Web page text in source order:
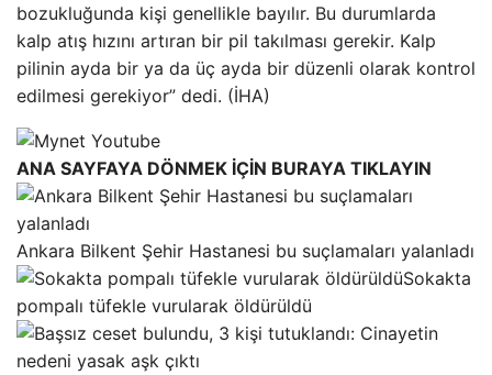
bozukluğunda kişi genellikle bayılır. Bu durumlarda
kalp atış hızını artıran bir pil takılması gerekir. Kalp
pilinin ayda bir ya da üç ayda bir düzenli olarak kontrol
edilmesi gerekiyor” dedi. (İHA)
ANA SAYFAYA DÖNMEK İÇİN BURAYA TIKLAYIN
Ankara Bilkent Şehir Hastanesi bu suçlamaları yalanladı
Sokakta
pompalı tüfekle vurularak öldürüldü